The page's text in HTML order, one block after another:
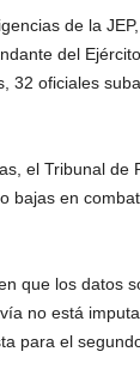
de la
del
32 oficiales
el Tribunal
bajas en
que los datos
no está
para el